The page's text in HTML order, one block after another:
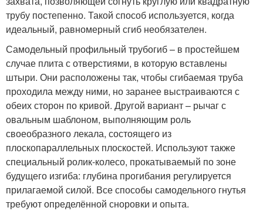
трубу постепенно. Такой способ используется, когда
идеальный, равномерный сгиб необязателен.
Самодельный профильный трубогиб – в простейшем
случае плита с отверстиями, в которую вставлены
штыри. Они расположены так, чтобы сгибаемая труба
проходила между ними, но заранее выстраиваются с
обеих сторон по кривой. Другой вариант – рычаг с
овальным шаблоном, выполняющим роль
своеобразного лекала, состоящего из
плоскопараллельных плоскостей. Используют также
специальный ролик-колесо, прокатываемый по зоне
будущего изгиба: глубина прогибания регулируется
прилагаемой силой. Все способы самодельного гнутья
требуют определённой сноровки и опыта.